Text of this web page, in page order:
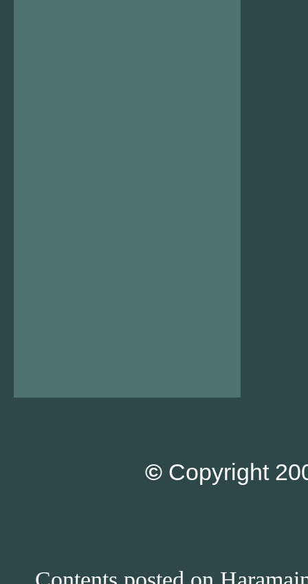
© Copyright